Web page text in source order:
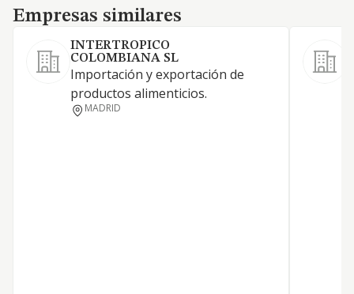
Empresas similares
Empresas similares
INTERTROPICO
COLOMBIANA SL
Importación y exportación de
productos alimenticios.
MADRID